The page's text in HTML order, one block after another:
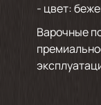
- цвет:
Варочные